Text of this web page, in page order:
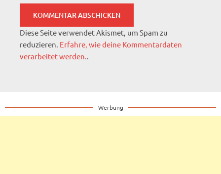
Diese Seite verwendet Akismet, um Spam zu
reduzieren. Erfahre, wie deine Kommentardaten
verarbeitet werden..
Werbung